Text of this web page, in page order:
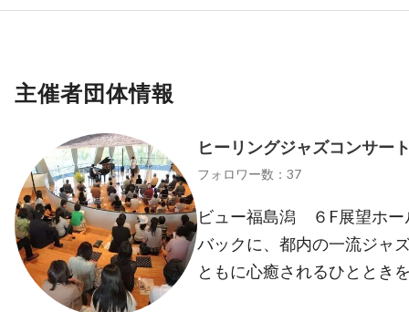
主催者団体情報
ヒーリングジャズコンサー
フォロワー数：37
ビュー福島潟 ６F展望ホー
バックに、都内の一流ジャ
ともに心癒されるひととき